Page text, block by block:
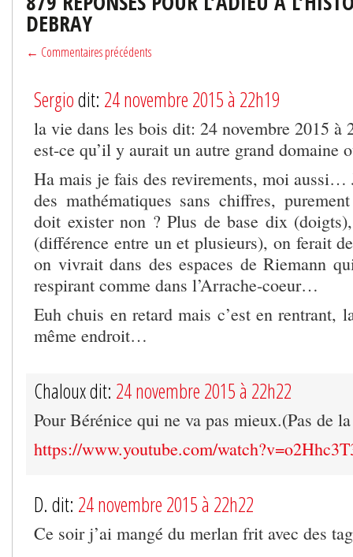
DEBRAY
← Commentaires précédents
Sergiodit: 24 novembre 2015 à 22h19
la vie dans les bois dit: 24 novembre 2015 à
est-ce qu’il y aurait un autre grand domaine
Ha mais je fais des revirements, moi aussi…
des mathématiques sans chiffres,
doit exister non ? Plus de base dix
(différence entre un et plusieurs), on ferait
on vivrait dans des espaces de Riemann
respirant comme dans l’Arrache-coeur…
Euh chuis en retard mais c’est en rentrant,
même endroit…
Chaloux dit: 24 novembre 2015 à 22h22
Pour Bérénice qui ne va pas mieux.(Pas de
https://www.youtube.com/
D. dit: 24 novembre 2015 à 22h22
Ce soir j’ai mangé du merlan frit avec des